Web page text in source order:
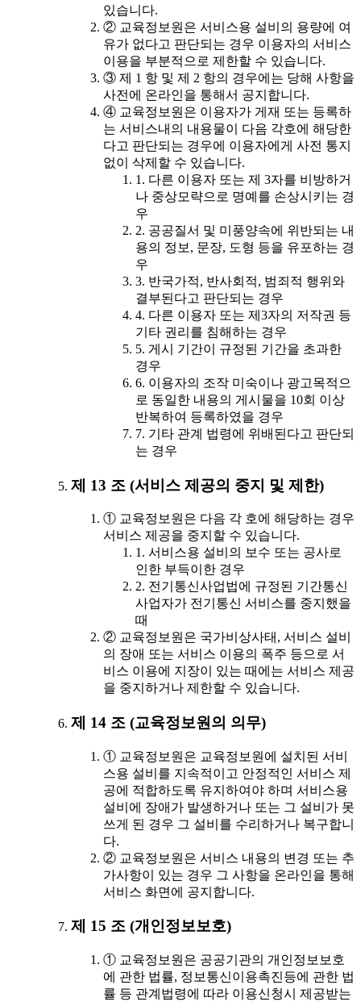
있습니다.
② 교육정보원은 서비스용 설비의 용량에 여
유가 없다고 판단되는 경우 이용자의 서비스
이용을 부분적으로 제한할 수 있습니다.
③ 제 1 항 및 제 2 항의 경우에는 당해 사항을
사전에 온라인을 통해서 공지합니다.
④ 교육정보원은 이용자가 게재 또는 등록하
는 서비스내의 내용물이 다음 각호에 해당한
다고 판단되는 경우에 이용자에게 사전 통지
없이 삭제할 수 있습니다.
1. 다른 이용자 또는 제 3자를 비방하거
나 중상모략으로 명예를 손상시키는 경
우
2. 공공질서 및 미풍양속에 위반되는 내
용의 정보, 문장, 도형 등을 유포하는 경
우
3. 반국가적, 반사회적, 범죄적 행위와
결부된다고 판단되는 경우
4. 다른 이용자 또는 제3자의 저작권 등
기타 권리를 침해하는 경우
5. 게시 기간이 규정된 기간을 초과한
경우
6. 이용자의 조작 미숙이나 광고목적으
로 동일한 내용의 게시물을 10회 이상
반복하여 등록하였을 경우
7. 기타 관계 법령에 위배된다고 판단되
는 경우
제 13 조 (서비스 제공의 중지 및 제한)
① 교육정보원은 다음 각 호에 해당하는 경우
서비스 제공을 중지할 수 있습니다.
1. 서비스용 설비의 보수 또는 공사로
인한 부득이한 경우
2. 전기통신사업법에 규정된 기간통신
사업자가 전기통신 서비스를 중지했을
때
② 교육정보원은 국가비상사태, 서비스 설비
의 장애 또는 서비스 이용의 폭주 등으로 서
비스 이용에 지장이 있는 때에는 서비스 제공
을 중지하거나 제한할 수 있습니다.
제 14 조 (교육정보원의 의무)
① 교육정보원은 교육정보원에 설치된 서비
스용 설비를 지속적이고 안정적인 서비스 제
공에 적합하도록 유지하여야 하며 서비스용
설비에 장애가 발생하거나 또는 그 설비가 못
쓰게 된 경우 그 설비를 수리하거나 복구합니
다.
② 교육정보원은 서비스 내용의 변경 또는 추
가사항이 있는 경우 그 사항을 온라인을 통해
서비스 화면에 공지합니다.
제 15 조 (개인정보보호)
① 교육정보원은 공공기관의 개인정보보호
에 관한 법률, 정보통신이용촉진등에 관한 법
률 등 관계법령에 따라 이용신청시 제공받는